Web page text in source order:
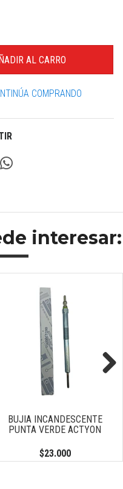
COMPRANDO
interesar:
BUJIA INCANDESCENTE
PUNTA VERDE ACTYON
$23.000